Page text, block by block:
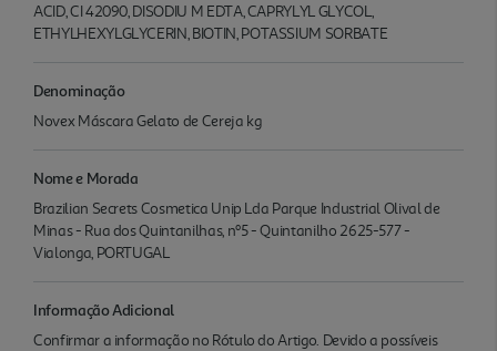
ACID, CI 42090, DISODIU M EDTA, CAPRYLYL GLYCOL,
ETHYLHEXYLGLYCERIN, BIOTIN, POTASSIUM SORBATE
Denominação
Novex Máscara Gelato de Cereja kg
Nome e Morada
Brazilian Secrets Cosmetica Unip Lda Parque Industrial Olival de
Minas - Rua dos Quintanilhas, nº5 - Quintanilho 2625-577 -
Vialonga, PORTUGAL
Informação Adicional
Confirmar a informação no Rótulo do Artigo. Devido a possíveis